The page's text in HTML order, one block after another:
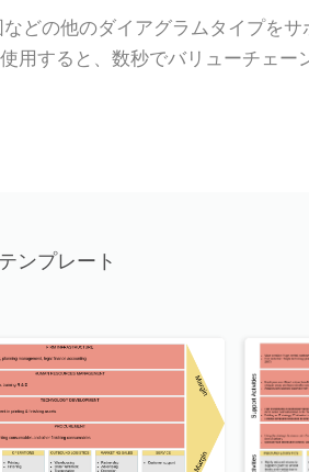
どの他のダイアグラムタイプを
用すると、数秒でバリューチェー
ンプレート